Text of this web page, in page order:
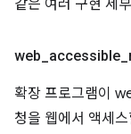
같은 여러 구현 세
web accessible
확장 프로그램이
청을 웹에서 액세